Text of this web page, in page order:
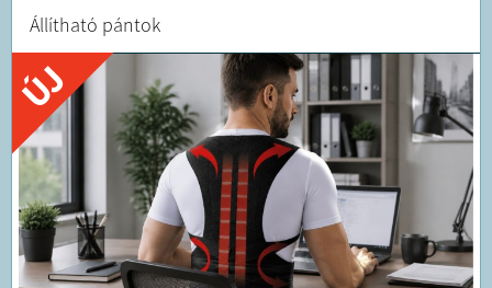
Állítható pántok
ÚJ